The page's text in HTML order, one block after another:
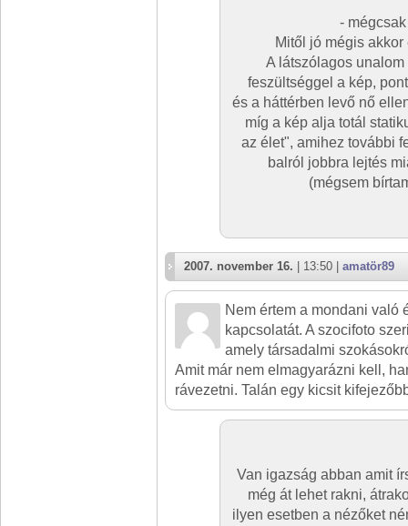
-
Mitől jó mégis
A látszólagos
feszültséggel a kép,
és a háttérben levő nő
míg a kép alja totál
az élet", amihez további
balról jobbra lejtés
(mégsem
2007. november 16. | 13:50 | amatör89
Nem értem a mondani való
kapcsolatát. A szocifoto
amely társadalmi
Amit már nem elmagyarázni kell,
rávezetni. Talán egy kicsit
Van igazság abban amit
még át lehet rakni,
ilyen esetben a nézőket